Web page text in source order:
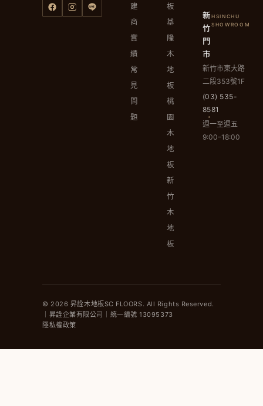
建
商
實
績
常
見
問
題
板
基
隆
木
地
板
桃
園
木
地
板
新
竹
木
地
板
新
竹
門
市
HSINCHU
SHOWROOM
新竹市東大路
二段353號1F
(03) 535-
8581
週一至週五
9:00–18:00
© 2026 昇詮木地板SC FLOORS. All Rights Reserved.
｜昇詮企業有限公司｜統一編號 13095373
隱私權政策